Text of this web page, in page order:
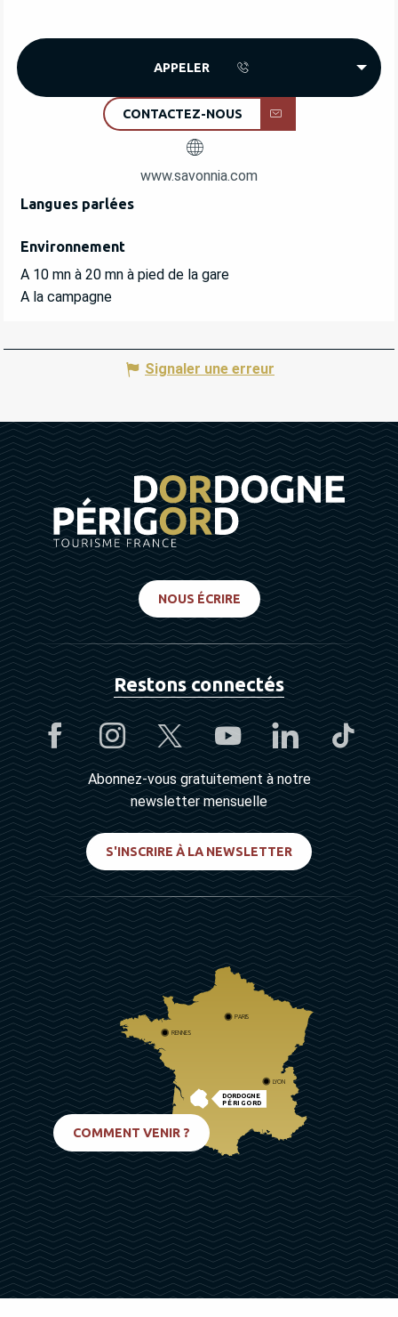
APPELER
CONTACTEZ-NOUS
www.savonnia.com
Langues parlées
Langues parlées
Environnement
Environnement
A 10 mn à 20 mn à pied de la gare
A la campagne
Signaler une erreur
NOUS ÉCRIRE
Restons connectés
Abonnez-vous gratuitement à notre
newsletter mensuelle
S'INSCRIRE À LA NEWSLETTER
DORDOGNE
PÉRIGORD
PARIS
RENNES
LYON
COMMENT VENIR ?